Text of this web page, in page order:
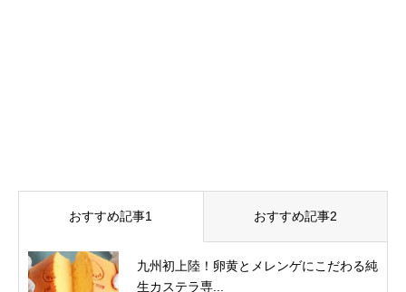
おすすめ記事1 おすすめ記事2
九州初上陸！卵黄とメレンゲにこだわる純
生カステラ専...